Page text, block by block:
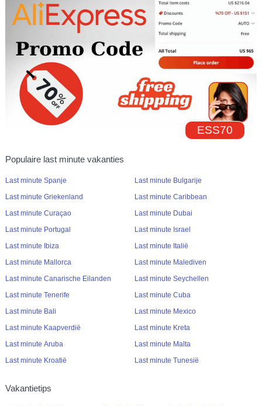
ESS70
Populaire last minute vakanties
Last minute Spanje
Last minute Griekenland
Last minute Curaçao
Last minute Portugal
Last minute Ibiza
Last minute Mallorca
Last minute Canarische Eilanden
Last minute Tenerife
Last minute Bali
Last minute Kaapverdië
Last minute Aruba
Last minute Kroatië
Last minute Bulgarije
Last minute Caribbean
Last minute Dubai
Last minute Israel
Last minute Italië
Last minute Malediven
Last minute Seychellen
Last minute Cuba
Last minute Mexico
Last minute Kreta
Last minute Malta
Last minute Tunesië
Vakantietips